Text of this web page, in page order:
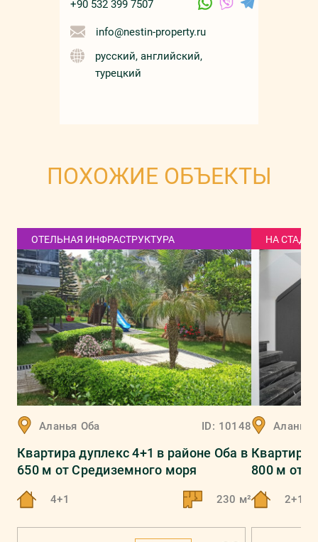
+90 532 399 7507
info@nestin-property.ru
русский, английский,
турецкий
ПОХОЖИЕ ОБЪЕКТЫ
ОТЕЛЬНАЯ ИНФРАСТРУКТУРА
Аланья Оба ID: 10148
Квартира дуплекс 4+1 в районе Оба в
650 м от Средиземного моря
4+1 230 м²
НА
Аланья
Квартира
800 м от
2+1